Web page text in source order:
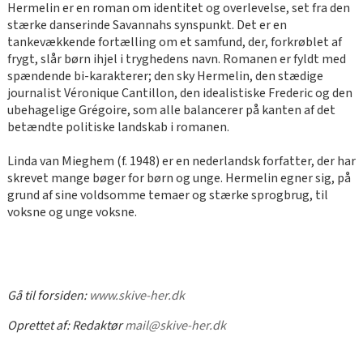
Hermelin er en roman om identitet og overlevelse, set fra den
stærke danserinde Savannahs synspunkt. Det er en
tankevækkende fortælling om et samfund, der, forkrøblet af
frygt, slår børn ihjel i tryghedens navn. Romanen er fyldt med
spændende bi-karakterer; den sky Hermelin, den stædige
journalist Véronique Cantillon, den idealistiske Frederic og den
ubehagelige Grégoire, som alle balancerer på kanten af det
betændte politiske landskab i romanen.
Linda van Mieghem (f. 1948) er en nederlandsk forfatter, der har
skrevet mange bøger for børn og unge. Hermelin egner sig, på
grund af sine voldsomme temaer og stærke sprogbrug, til
voksne og unge voksne.
Gå til forsiden:www.skive-her.dk
Oprettet af:Redaktørmail@skive-her.dk